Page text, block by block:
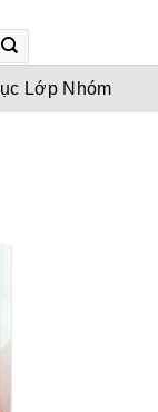
Lớp Nhóm